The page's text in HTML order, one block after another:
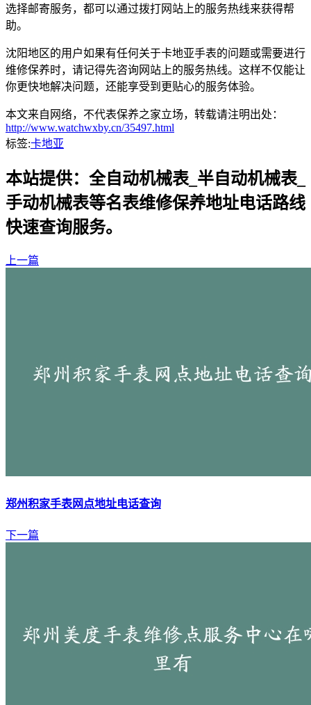
选择邮寄服务，都可以通过拨打网站上的服务热线来获得帮
助。
沈阳地区的用户如果有任何关于卡地亚手表的问题或需要进行
维修保养时，请记得先咨询网站上的服务热线。这样不仅能让
你更快地解决问题，还能享受到更贴心的服务体验。
本文来自网络，不代表保养之家立场，转载请注明出处：
http://www.watchwxby.cn/35497.html
标签:卡地亚
本站提供：全自动机械表_半自动机械表_
手动机械表等名表维修保养地址电话路线
快速查询服务。
上一篇
郑州积家手表网点地址电话查询
下一篇